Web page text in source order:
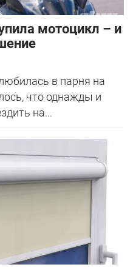
мотоцикл – и
в парня на
что однажды и
на...